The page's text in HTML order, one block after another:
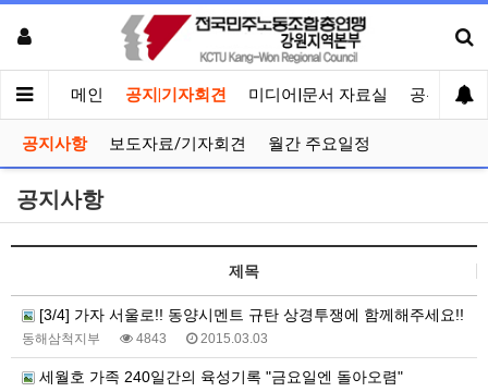
메인 공지|기자회견 미디어|문서 자료실 공유게시
공지사항 보도자료/기자회견 월간 주요일정
공지사항
제목
[3/4] 가자 서울로!! 동양시멘트 규탄 상경투쟁에 함께해주세요!!
동해삼척지부 4843 2015.03.03
세월호 가족 240일간의 육성기록 "금요일엔 돌아오렴"